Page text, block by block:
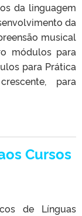
da linguagem
da
musical
módulos para
para Prática
para
Cursos
de Línguas